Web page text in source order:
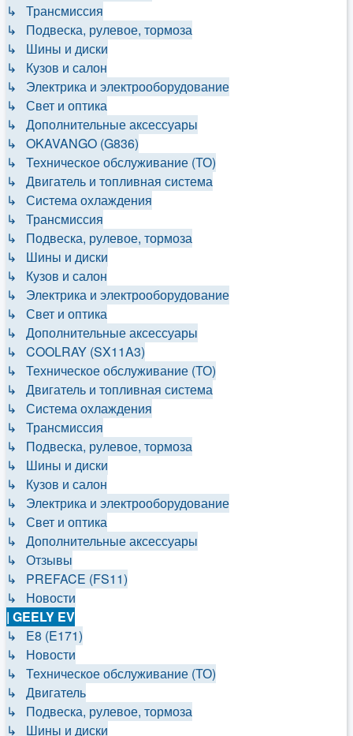
↳ Трансмиссия
↳ Подвеска, рулевое, тормоза
↳ Шины и диски
↳ Кузов и салон
↳ Электрика и электрооборудование
↳ Свет и оптика
↳ Дополнительные аксессуары
↳ OKAVANGO (G836)
↳ Техническое обслуживание (ТО)
↳ Двигатель и топливная система
↳ Система охлаждения
↳ Трансмиссия
↳ Подвеска, рулевое, тормоза
↳ Шины и диски
↳ Кузов и салон
↳ Электрика и электрооборудование
↳ Свет и оптика
↳ Дополнительные аксессуары
↳ COOLRAY (SX11A3)
↳ Техническое обслуживание (ТО)
↳ Двигатель и топливная система
↳ Система охлаждения
↳ Трансмиссия
↳ Подвеска, рулевое, тормоза
↳ Шины и диски
↳ Кузов и салон
↳ Электрика и электрооборудование
↳ Свет и оптика
↳ Дополнительные аксессуары
↳ Отзывы
↳ PREFACE (FS11)
↳ Новости
| GEELY EV
↳ E8 (E171)
↳ Новости
↳ Техническое обслуживание (ТО)
↳ Двигатель
↳ Подвеска, рулевое, тормоза
↳ Шины и диски